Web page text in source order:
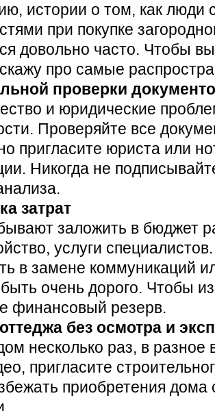
истории о том, как люди
при покупке
довольно часто. Чтобы
про самые
проверки
и юридические
Проверяйте все
пригласите юриста или
Никогда не
затрат
заложить в бюджет
услуги
в замене коммуникаций
очень дорого. Чтобы
финансовый резерв.
без осмотра и
несколько раз, в разное
пригласите
приобретения дома